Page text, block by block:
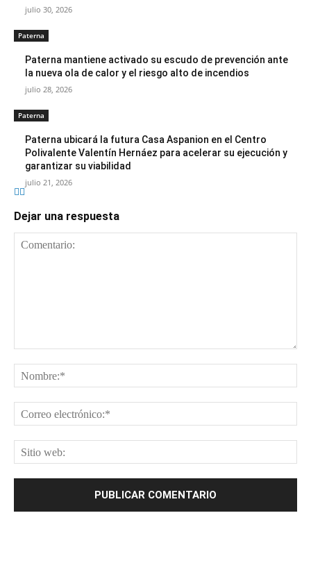
julio 30, 2026
Paterna
Paterna mantiene activado su escudo de prevención ante
la nueva ola de calor y el riesgo alto de incendios
julio 28, 2026
Paterna
Paterna ubicará la futura Casa Aspanion en el Centro
Polivalente Valentín Hernáez para acelerar su ejecución y
garantizar su viabilidad
julio 21, 2026
Dejar una respuesta